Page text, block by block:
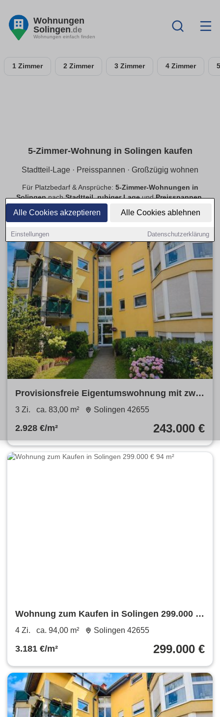
Alle Cookies akzeptieren Alle Cookies ablehnen
Einstellungen Datenschutzerklärung
Wohnungen
Solingen.de
Wohnungen einfach finden
1 Zimmer 2 Zimmer 3 Zimmer 4 Zimmer
5-Zimmer-Wohnung in Solingen kaufen
Stadtteil-Lage · Preisspannen · Großzügig wohnen
Für Platzbedarf & Ansprüche: 5-Zimmer-Wohnungen in
SolingennachStadtteil,ruhiger LageundPreisspannen.
Angebote mit passender Ausstattung.
Provisionsfreie Eigentumswohnung mit zwei
Bädern und Garage
3 Zi. ca. 83,00 m² Solingen 42655
2.928 €/m² 243.000 €
Wohnung zum Kaufen in Solingen 299.000 €
94 m²
4 Zi. ca. 94,00 m² Solingen 42655
3.181 €/m² 299.000 €